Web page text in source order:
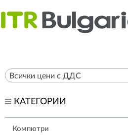
Всички цени с ДДС
КАТЕГОРИИ
Компютри